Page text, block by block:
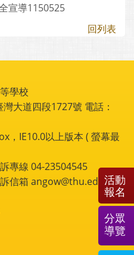
宣導1150525
回列表
學校
大道四段1727號 電話：
，IE10.0以上版本 ( 螢幕最
專線 04-23504545
信箱 angow@thu.edu.tw
活動
報名
分眾
導覽